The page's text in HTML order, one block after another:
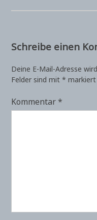
Schreibe einen
Deine E-Mail-Adresse
Felder sind mit* markiert
Kommentar*